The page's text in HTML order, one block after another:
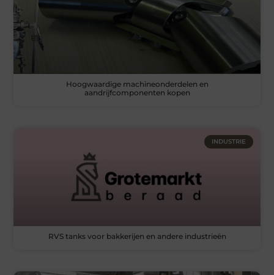
Hoogwaardige machineonderdelen en
aandrijfcomponenten kopen
INDUSTRIE
RVS tanks voor bakkerijen en andere industrieën